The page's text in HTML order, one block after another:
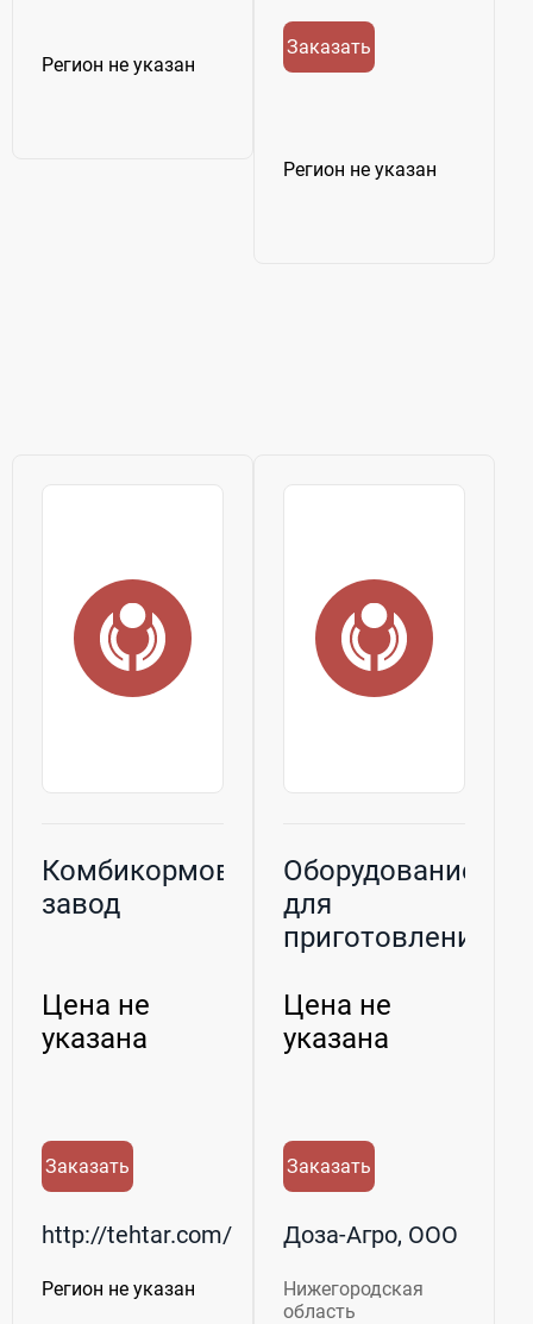
Регион не указан
Заказать
Регион не указан
Комбикормовый
завод
Цена не
указана
Заказать
http://tehtar.com/
Регион не указан
Оборудование
для
приготовления
Цена не
указана
Заказать
Доза-Агро, ООО
Нижегородская
область